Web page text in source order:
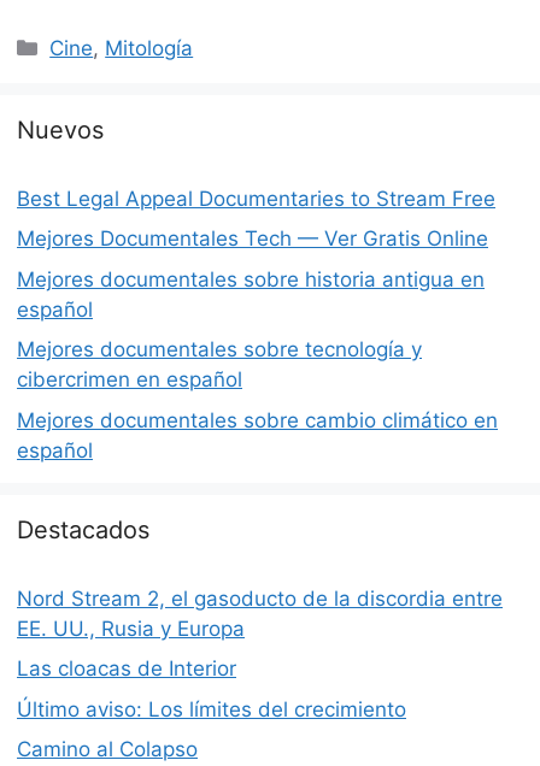
Categorías
Cine, Mitología
Nuevos
Best Legal Appeal Documentaries to Stream Free
Mejores Documentales Tech — Ver Gratis Online
Mejores documentales sobre historia antigua en
español
Mejores documentales sobre tecnología y
cibercrimen en español
Mejores documentales sobre cambio climático en
español
Destacados
Nord Stream 2, el gasoducto de la discordia entre
EE. UU., Rusia y Europa
Las cloacas de Interior
Último aviso: Los límites del crecimiento
Camino al Colapso